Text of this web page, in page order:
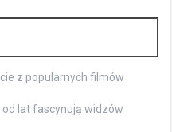
z popularnych filmów
od lat fascynują widzów